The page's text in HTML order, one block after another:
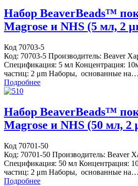
Набор BeaverBeads™
Magrose и NHS (5 мл, 2
Код 70703-5
Код: 70703-5 Производитель: Beaver
Спецификация: 5 мл Концентрация:
частиц: 2 μm Наборы, основанные на…
Подробнее
Набор BeaverBeads™
Magrose и NHS (50 мл, 2
Код 70701-50
Код: 70701-50 Производитель: Beaver
Спецификация: 50 мл Концентрация:
частиц: 2 μm Наборы, основанные на…
Подробнее